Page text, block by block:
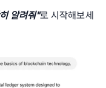
알려줘"로 시작해보세